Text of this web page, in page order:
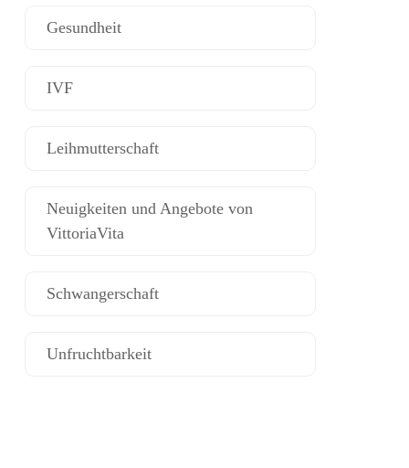
Gesundheit
IVF
Leihmutterschaft
Neuigkeiten und Angebote von
VittoriaVita
Schwangerschaft
Unfruchtbarkeit